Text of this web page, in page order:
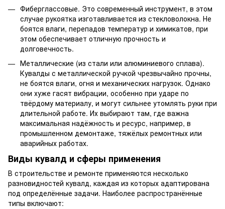
Фиберглассовые. Это современный инструмент, в этом
случае рукоятка изготавливается из стекловолокна. Не
боятся влаги, перепадов температур и химикатов, при
этом обеспечивает отличную прочность и
долговечность.
Металлические (из стали или алюминиевого сплава).
Кувалды с металлической ручкой чрезвычайно прочны,
не боятся влаги, огня и механических нагрузок. Однако
они хуже гасят вибрации, особенно при ударе по
твёрдому материалу, и могут сильнее утомлять руки при
длительной работе. Их выбирают там, где важна
максимальная надёжность и ресурс, например, в
промышленном демонтаже, тяжёлых ремонтных или
аварийных работах.
Виды кувалд и сферы применения
В строительстве и ремонте применяются несколько
разновидностей кувалд, каждая из которых адаптирована
под определённые задачи. Наиболее распространённые
типы включают: